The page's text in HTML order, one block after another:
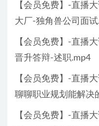
【会员免费】-直播
大厂-独角兽公司面
【会员免费】-直播
晋升答辩-述职.mp4
【会员免费】-直播
聊聊职业规划能解决
【会员免费】-直播